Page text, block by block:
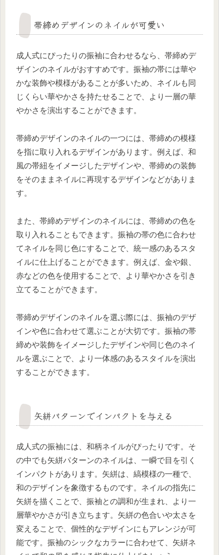
帯締めデザインのネイルが可愛い
成人式にぴったりの振袖に合わせるなら、帯締めデ
ザインのネイルがおすすめです。振袖の帯には華や
かな装飾や模様があることが多いため、ネイルも同
じくらい華やかさを持たせることで、より一層の華
やかさを演出することができます。
帯締めデザインのネイルの一つには、帯締めの模様
を指に取り入れるデザインがあります。例えば、和
風の帯紐をイメージしたデザインや、帯締めの装飾
をそのままネイルに再現するデザインなどがありま
す。
また、帯締めデザインのネイルには、帯締めの色を
取り入れることもできます。振袖の帯の色に合わせ
てネイルを同じ色にすることで、統一感のあるスタ
イルに仕上げることができます。例えば、金や銀、
赤などの色を使用することで、より華やかさを引き
立てることができます。
帯締めデザインのネイルを選ぶ際には、振袖のデザ
インや色に合わせて選ぶことが大切です。振袖の帯
締めや装飾をイメージしたデザインや同じ色のネイ
ルを選ぶことで、より一体感のあるスタイルを演出
することができます。
矢絣パターンでインパクトを与える
成人式の振袖には、和柄ネイルがぴったりです。そ
の中でも矢絣パターンのネイルは、一瞬で目を引く
インパクトがあります。矢絣は、縞模様の一種で、
和のデザインを象徴するものです。ネイルの指先に
矢絣を描くことで、振袖との調和が生まれ、より一
層華やかさが引き立ちます。矢絣の色合いや太さを
変えることで、個性的なデザインにもアレンジが可
能です。振袖のシックなカラーに合わせて、矢絣ネ